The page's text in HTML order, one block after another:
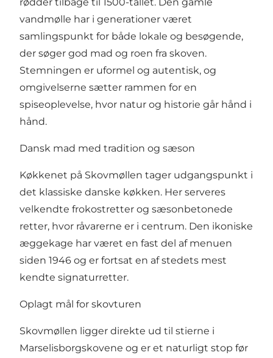
vandmølle har i generationer været
samlingspunkt for både lokale og besøgende,
der søger god mad og roen fra skoven.
Stemningen er uformel og autentisk, og
omgivelserne sætter rammen for en
spiseoplevelse, hvor natur og historie går hånd i
hånd.
Dansk mad med tradition og sæson
Køkkenet på Skovmøllen tager udgangspunkt i
det klassiske danske køkken. Her serveres
velkendte frokostretter og sæsonbetonede
retter, hvor råvarerne er i centrum. Den ikoniske
æggekage har været en fast del af menuen
siden 1946 og er fortsat en af stedets mest
kendte signaturretter.
Oplagt mål for skovturen
Skovmøllen ligger direkte ud til stierne i
Marselisborgskovene og er et naturligt stop før